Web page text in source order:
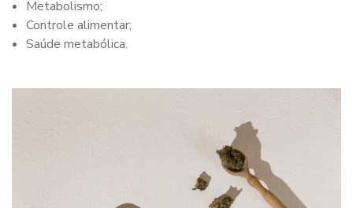
Metabolismo;
Controle alimentar;
Saúde metabólica.